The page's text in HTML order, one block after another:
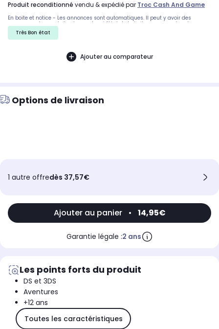
produit reconditionné vendu & expédié par Troc Cash And Game
En boite et notice - Les annonces sont automatiques. Il peut y avoir des
rayures sur les produits, demandez si l'état de la boite par exemple est
important. Nous ne pouvons pas tout detailler
Très Bon état
Ajouter au comparateur
Options de livraison
1 autre offredès 37,57€
Ajouter au panier • 14,95€
Garantie légale :2 ans
Les points forts du produit
DS et 3DS
Aventures
+12 ans
Toutes les caractéristiques